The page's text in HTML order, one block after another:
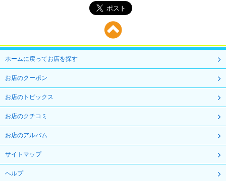
ホームに戻ってお店を探す
お店のクーポン
お店のトピックス
お店のクチコミ
お店のアルバム
サイトマップ
ヘルプ